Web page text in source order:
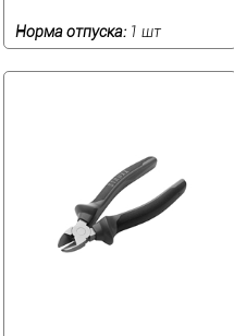
Норма отпуска: 1 шт